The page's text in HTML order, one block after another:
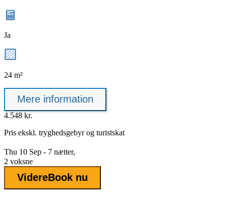
Ja
24 m²
Mere information
4.548 kr.
Pris ekskl. tryghedsgebyrog turistskat
Thu 10 Sep - 7 nætter,
2 voksne
VidereBook nu